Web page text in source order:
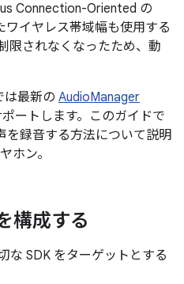
Connection-Oriented の
ワイヤレス帯域幅も使用する
限されなくなったため、動
最新の AudioManager
ポートします。このガイドで
を録音する方法について説明
ホン。
構成する
な SDK をターゲットとする